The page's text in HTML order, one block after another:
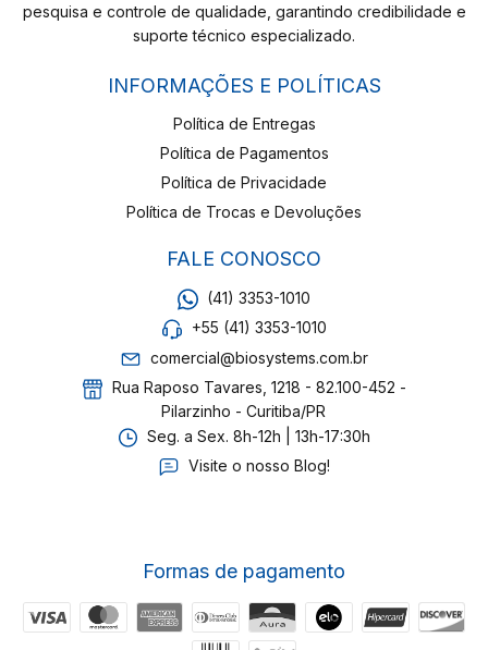
pesquisa e controle de qualidade, garantindo credibilidade e
suporte técnico especializado.
INFORMAÇÕES E POLÍTICAS
Política de Entregas
Política de Pagamentos
Política de Privacidade
Política de Trocas e Devoluções
FALE CONOSCO
(41) 3353-1010
+55 (41) 3353-1010
comercial@biosystems.com.br
Rua Raposo Tavares, 1218 - 82.100-452 -
Pilarzinho - Curitiba/PR
Seg. a Sex. 8h-12h | 13h-17:30h
Visite o nosso Blog!
Formas de pagamento